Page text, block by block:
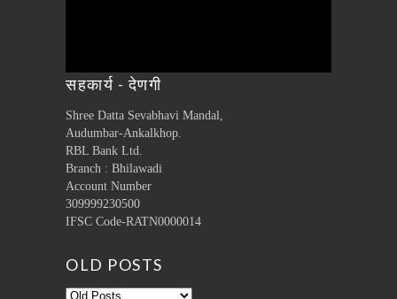
सहकार्य - देणगी
Shree Datta Sevabhavi Mandal,
Audumbar-Ankalkhop.
RBL Bank Ltd.
Branch : Bhilawadi
Account Number
309999230500
IFSC Code-RATN0000014
OLD POSTS